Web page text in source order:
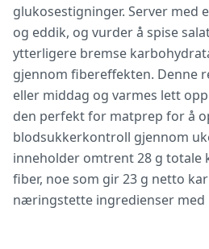
glukosestigninger. Server med
og eddik, og vurder å spise
ytterligere bremse
gjennom fibereffekten. Denne
eller middag og varmes lett
den perfekt for matprep for å
blodsukkerkontroll gjennom
inneholder omtrent 28 g totale
fiber, noe som gir 23 g netto
næringstette ingredienser med